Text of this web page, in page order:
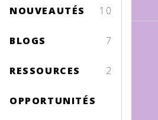
NOUVEAUTÉS 10
BLOGS 7
RESSOURCES 2
OPPORTUNITÉS